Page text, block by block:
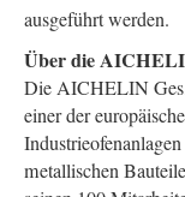
ausgeführt werden.
Über die
Die AICHELIN
einer der
metallischen